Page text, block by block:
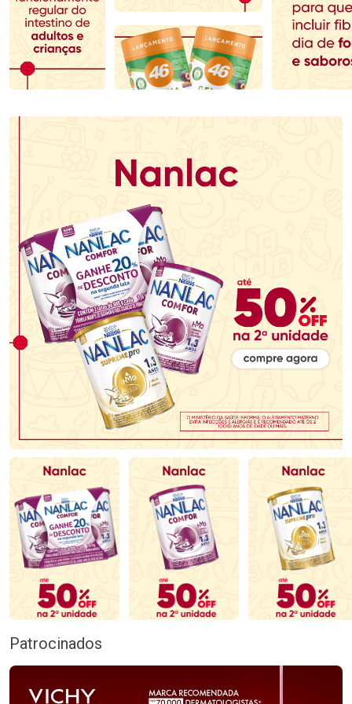
Comprar sem Desconto
Por R$ 102,99/cada
Comprar sem Desconto
Por R$ 102,99/cada
Comprar sem Desconto
Por R$ 119,99/cada
Comprar sem Desconto
Por R$ 119,99/cada
Patrocinados